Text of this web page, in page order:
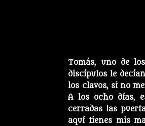
Tomás, uno de
discípulos le
los clavos, si no
A los ocho días,
cerradas las
aquí tienes mis